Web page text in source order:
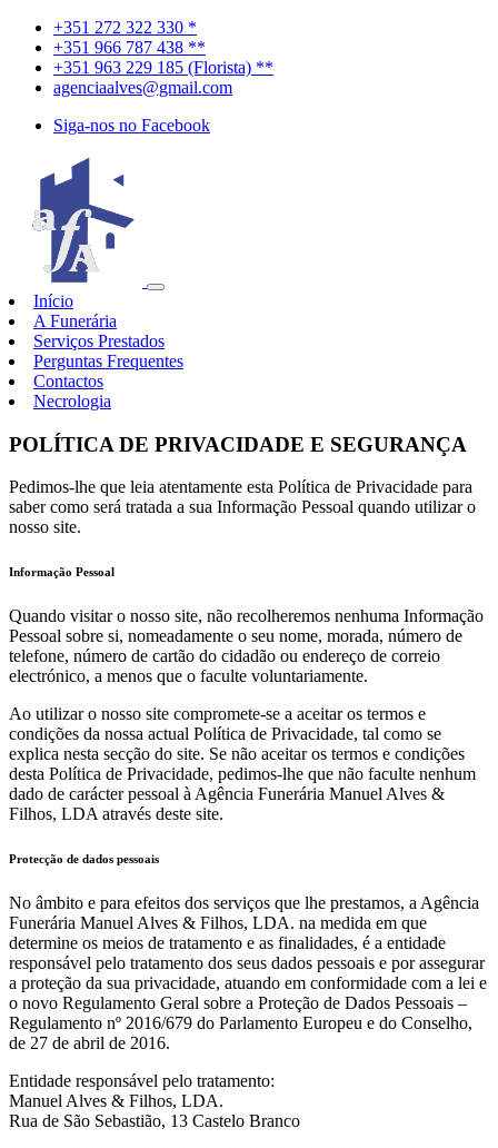
+351 272 322 330 *
+351 966 787 438 **
+351 963 229 185 (Florista) **
agenciaalves@gmail.com
Siga-nos no Facebook
Início
A Funerária
Serviços Prestados
Perguntas Frequentes
Contactos
Necrologia
POLÍTICA DE PRIVACIDADE E SEGURANÇA
Pedimos-lhe que leia atentamente esta Política de Privacidade para
saber como será tratada a sua Informação Pessoal quando utilizar o
nosso site.
Informação Pessoal
Quando visitar o nosso site, não recolheremos nenhuma Informação
Pessoal sobre si, nomeadamente o seu nome, morada, número de
telefone, número de cartão do cidadão ou endereço de correio
electrónico, a menos que o faculte voluntariamente.
Ao utilizar o nosso site compromete-se a aceitar os termos e
condições da nossa actual Política de Privacidade, tal como se
explica nesta secção do site. Se não aceitar os termos e condições
desta Política de Privacidade, pedimos-lhe que não faculte nenhum
dado de carácter pessoal à Agência Funerária Manuel Alves &
Filhos, LDA através deste site.
Protecção de dados pessoais
No âmbito e para efeitos dos serviços que lhe prestamos, a Agência
Funerária Manuel Alves & Filhos, LDA. na medida em que
determine os meios de tratamento e as finalidades, é a entidade
responsável pelo tratamento dos seus dados pessoais e por assegurar
a proteção da sua privacidade, atuando em conformidade com a lei e
o novo Regulamento Geral sobre a Proteção de Dados Pessoais –
Regulamento nº 2016/679 do Parlamento Europeu e do Conselho,
de 27 de abril de 2016.
Entidade responsável pelo tratamento:
Manuel Alves & Filhos, LDA.
Rua de São Sebastião, 13 Castelo Branco